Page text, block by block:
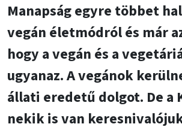
Manapság egyre többet
vegán életmódról és már
hogy a vegán és a
ugyanaz. A vegánok
állati eredetű dolgot. De a
nekik is van